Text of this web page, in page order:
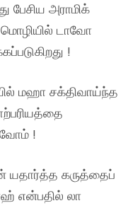
அராமிக்
டாவோ
!
மஹா சக்திவாய்ந்த
!
யதார்த்த கருத்தைப்
என்பதில் லா